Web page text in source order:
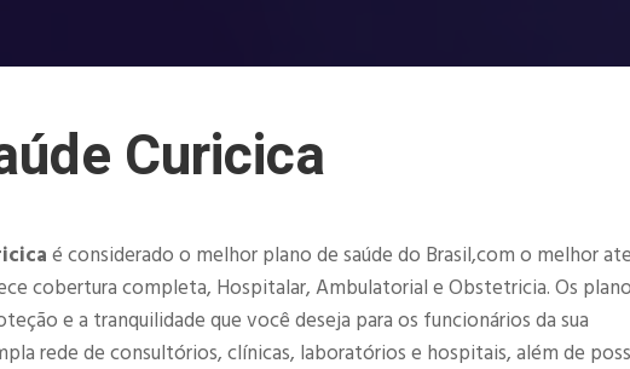
Curicica
é considerado o melhor plano de saúde do Brasil,com o melhor
cobertura completa, Hospitalar, Ambulatorial e Obstetricia. Os
e a tranquilidade que você deseja para os funcionários da sua
rede de consultórios, clínicas, laboratórios e hospitais, além de